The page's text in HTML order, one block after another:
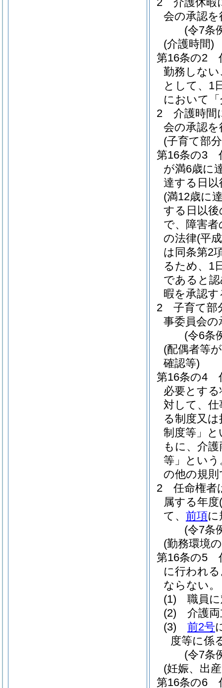
会の承認
(令7条
(介護時間)
第16条の2
勤務しな
として、1
において
2
介護時間
会の承認
(子育て部
第16条の3
が満6歳に
達する日
(満12歳に
する日以
で、障害
の法律(平
は同条第2
るため、1
であると
暇を承認
2
子育て部
事委員会
(令6条
(配偶者等
確認等)
第16条の4
必要とす
対して、
る制度又は
制度等」と
もに、介
等」という
の他の規
2
任命権者
属する年度
て、 前項
(令7条
(勤務環境
第16条の5
に行われ
ならない。
(1)
職員
(2)
介護
(3)
前2号
度等に係
(令7条
(妊娠、出
第16条の6